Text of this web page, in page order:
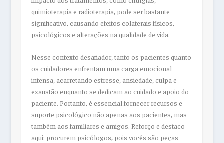
quimioterapia e radioterapia, pode ser bastante
significativo, causando efeitos colaterais físicos,
psicológicos e alterações na qualidade de vida.
Nesse contexto desafiador, tanto os pacientes quanto
os cuidadores enfrentam uma carga emocional
intensa, acarretando estresse, ansiedade, culpa e
exaustão enquanto se dedicam ao cuidado e apoio do
paciente. Portanto, é essencial fornecer recursos e
suporte psicológico não apenas aos pacientes, mas
também aos familiares e amigos. Reforço e destaco
aqui: procurem psicólogos, pois vocês são peças